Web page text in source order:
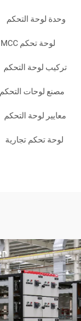
وحدة لوحة التحكم
لوحة تحكم MCC
تركيب لوحة التحكم
مصنع لوحات التحكم
معايير لوحة التحكم
لوحة تحكم تجارية